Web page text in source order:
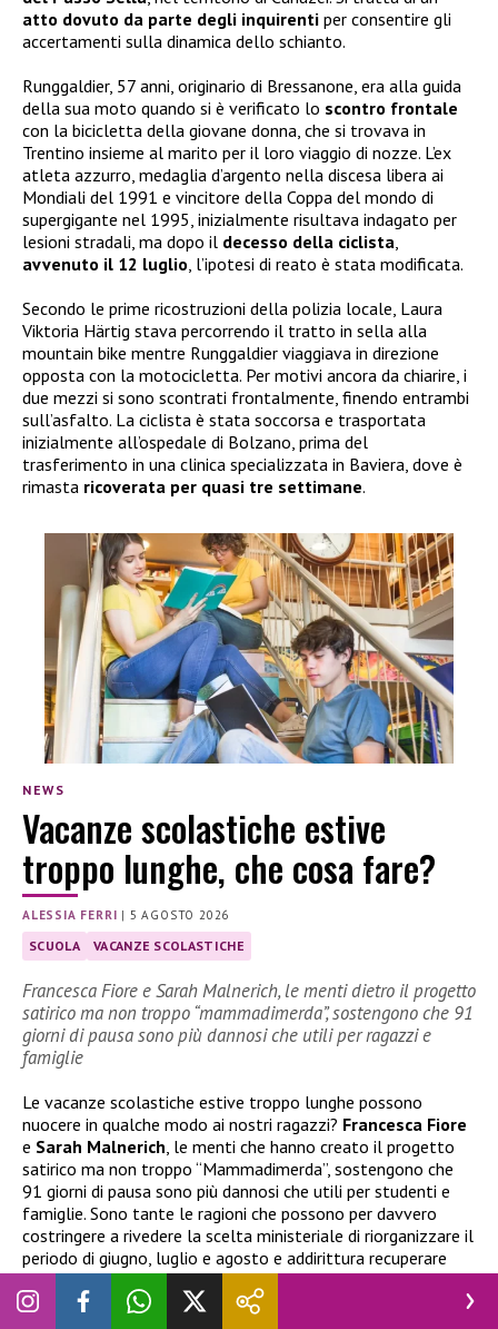
atto dovuto da parte degli inquirenti per consentire gli
accertamenti sulla dinamica dello schianto.
Runggaldier, 57 anni, originario di Bressanone, era alla guida
della sua moto quando si è verificato lo scontro frontale
con la bicicletta della giovane donna, che si trovava in
Trentino insieme al marito per il loro viaggio di nozze. L’ex
atleta azzurro, medaglia d’argento nella discesa libera ai
Mondiali del 1991 e vincitore della Coppa del mondo di
supergigante nel 1995, inizialmente risultava indagato per
lesioni stradali, ma dopo il decesso della ciclista
avvenuto il 12 luglio , l’ipotesi di reato è stata modificata.
Secondo le prime ricostruzioni della polizia locale, Laura
Viktoria Härtig stava percorrendo il tratto in sella alla
mountain bike mentre Runggaldier viaggiava in direzione
opposta con la motocicletta. Per motivi ancora da chiarire, i
due mezzi si sono scontrati frontalmente, finendo entrambi
sull’asfalto. La ciclista è stata soccorsa e trasportata
inizialmente all’ospedale di Bolzano, prima del
trasferimento in una clinica specializzata in Baviera, dove è
rimasta ricoverata per quasi tre settimane.
NEWS
Vacanze scolastiche estive
troppo lunghe, che cosa fare?
ALESSIA FERRI | 5 AGOSTO 2026
SCUOLA VACANZE SCOLASTICHE
Francesca Fiore e Sarah Malnerich, le menti dietro il progetto
satirico ma non troppo “mammadimerda”, sostengono che 91
giorni di pausa sono più dannosi che utili per ragazzi e
famiglie
Le vacanze scolastiche estive troppo lunghe possono
nuocere in qualche modo ai nostri ragazzi? Francesca Fiore
e Sarah Malnerich , le menti che hanno creato il progetto
satirico ma non troppo “Mammadimerda”, sostengono che
91 giorni di pausa sono più dannosi che utili per studenti e
famiglie. Sono tante le ragioni che possono per davvero
costringere a rivedere la scelta ministeriale di riorganizzare il
periodo di giugno, luglio e agosto e addirittura recuperare
parte di quelle settimane durante l’anno scolastico. I
modelli da seguire, in giro per l’Europa, sono tanti. E molto